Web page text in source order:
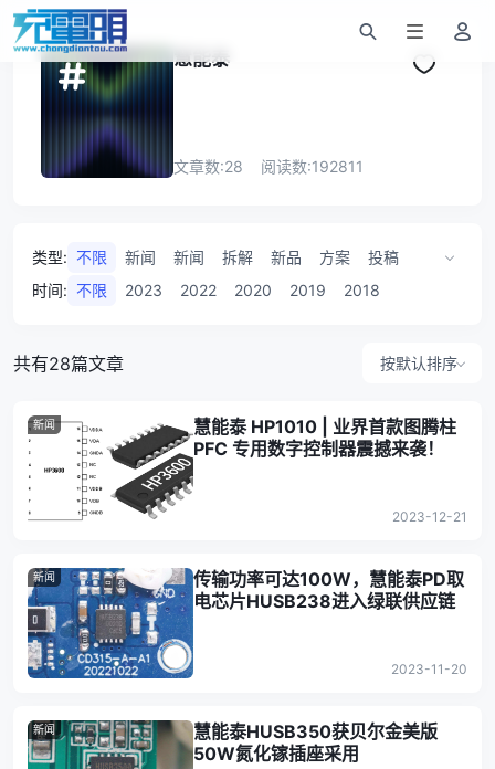
慧能泰
文章数:28 阅读数:192811
类型: 不限 新闻 新闻 拆解 新品 方案
投稿
快充
数据线 研讨会 事件 公告 数据
时间: 不限 2023 2022 2020 2019 2018
共有28篇文章 按默认排序
新闻
慧能泰 HP1010 | 业界首款图腾柱
PFC 专用数字控制器震撼来袭！
2023-12-21
新闻
传输功率可达100W，慧能泰PD取
电芯片HUSB238进入绿联供应链
2023-11-20
新闻
慧能泰HUSB350获贝尔金美版
50W氮化镓插座采用